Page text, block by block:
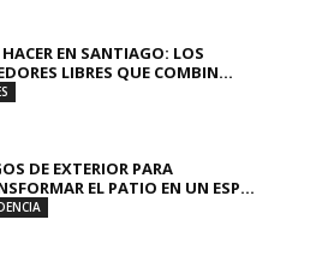
EN SANTIAGO: LOS
LIBRES QUE COMBIN...
DE EXTERIOR PARA
EL PATIO EN UN ESP...